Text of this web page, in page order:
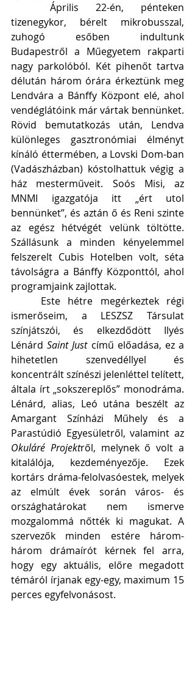
tizenegykor, bérelt mikrobusszal,
zuhogó esőben indultunk
Budapestről a Műegyetem rakparti
nagy parkolóból. Két pihenőt tartva
délután három órára érkeztünk meg
Lendvára a Bánffy Központ elé, ahol
vendéglátóink már vártak bennünket.
Rövid bemutatkozás után, Lendva
különleges gasztronómiai élményt
kínáló éttermében, a Lovski Dom-ban
(Vadászházban) kóstolhattuk végig a
ház mesterműveit. Soós Misi, az
MNMI igazgatója itt „ért utol
bennünket”, és aztán ő és Reni szinte
az egész hétvégét velünk töltötte.
Szállásunk a minden kényelemmel
felszerelt Cubis Hotelben volt, séta
távolságra a Bánffy Központtól, ahol
programjaink zajlottak.
ismerőseim, a LESZSZ Társulat
színjátszói, és elkezdődött Ilyés
Lénárd Saint Just című előadása, ez a
hihetetlen szenvedéllyel és
koncentrált színészi jelenléttel telített,
általa írt „sokszereplős” monodráma.
Lénárd, alias, Leó utána beszélt az
Amargant Színházi Műhely és a
Okuláré Projektről, melynek ő volt a
kitalálója, kezdeményezője. Ezek
kortárs dráma-felolvasóestek, melyek
az elmúlt évek során város- és
országhatárokat nem ismerve
mozgalommá nőtték ki magukat. A
szervezők minden estére három-
három drámaírót kérnek fel arra,
hogy egy aktuális, előre megadott
témáról írjanak egy-egy, maximum 15
perces egyfelvonásost.